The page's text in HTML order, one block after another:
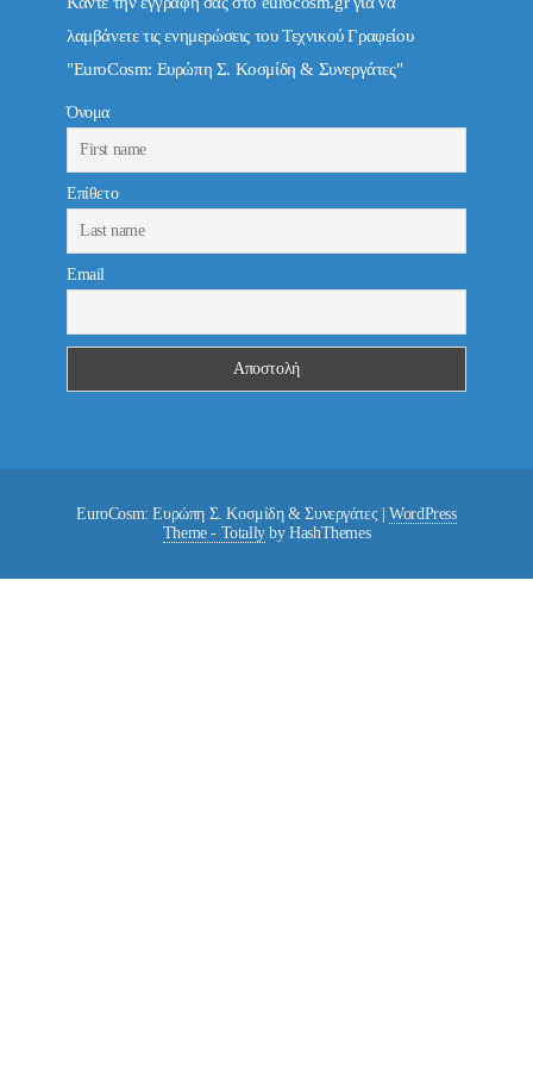
λαμβάνετε τις ενημερώσεις του Τεχνικού Γραφείου
"EuroCosm: Ευρώπη Σ. Κοσμίδη & Συνεργάτες"
Όνομα
Επίθετο
Email
EuroCosm: Ευρώπη Σ. Κοσμίδη & Συνεργάτες |WordPress
Theme - Totallyby HashThemes